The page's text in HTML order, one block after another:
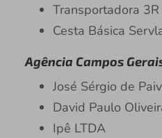
Transportadora 3R
Cesta Básica
Agência Campos
José Sérgio de
David Paulo
Ipê LTDA